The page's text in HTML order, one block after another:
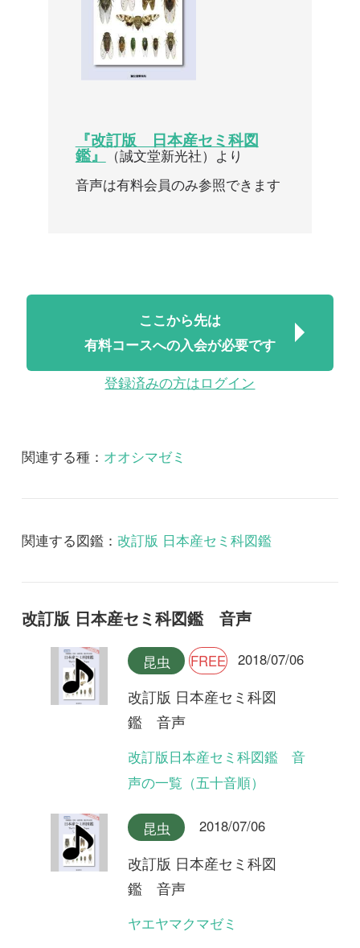
『改訂版 日本産セミ科図
（誠文堂新光社）より
音声は有料会員のみ参照できます
ここから先は
関連する種：オオシマゼミ
関連する図鑑：
昆虫 FREE
改訂版日本産セミ科図鑑 音
昆虫 2018/07/06
鑑 音声
ヤエヤマクマゼミ
昆虫 2018/07/06
改訂版 日本産セミ科図
鑑 音声
昆虫 2018/07/06
改訂版 日本産セミ科図
鑑 音声
クロイワゼミ